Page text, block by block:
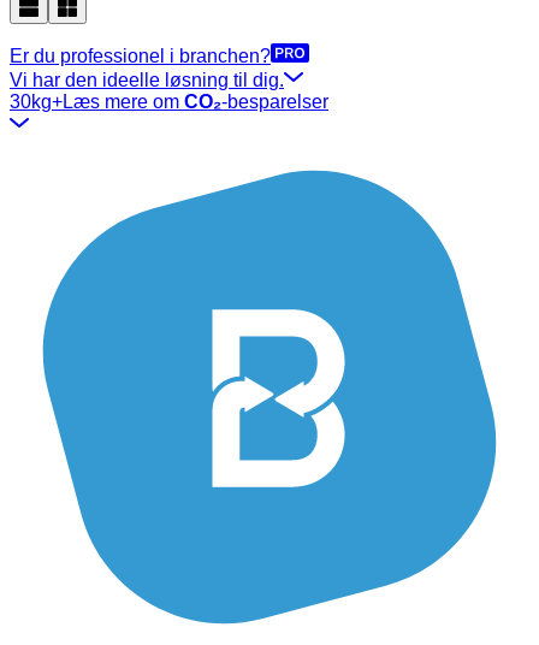
Er du professionel i branchen?
Vi har den ideelle løsning til dig.
30kg+Læs mere om CO₂-besparelser